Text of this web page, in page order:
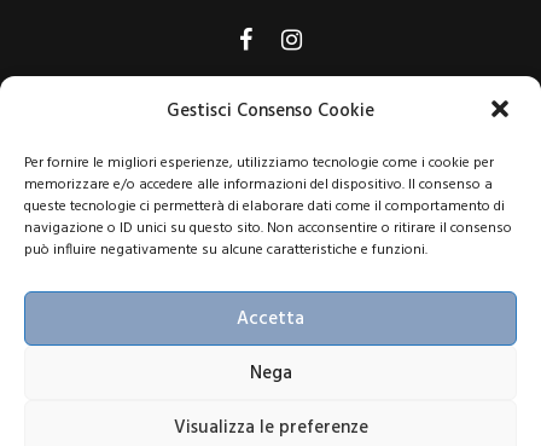
Gestisci Consenso Cookie
Per fornire le migliori esperienze, utilizziamo tecnologie come i cookie per
memorizzare e/o accedere alle informazioni del dispositivo. Il consenso a
queste tecnologie ci permetterà di elaborare dati come il comportamento di
navigazione o ID unici su questo sito. Non acconsentire o ritirare il consenso
può influire negativamente su alcune caratteristiche e funzioni.
Accetta
Nega
Visualizza le preferenze
Europ Assistance, Licenza rilasciata dalla Provincia di Rimini n.95
del 15/11/2004
La nostra agenzia aderisce alFondo di Garanzia Viaggi
previsto dall’art. 50 del Codice del Turismo
Iscriviti Ora
e accetto il trattamento dei miei dati al fine di